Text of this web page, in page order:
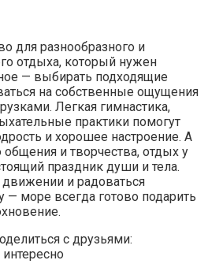
для разнообразного и
отдыха, который нужен
— выбирать подходящие
на собственные ощущения
Легкая гимнастика,
практики помогут
и хорошее настроение. А
и творчества, отдых у
праздник души и тела.
и радоваться
море всегда готово подарить
с друзьями: